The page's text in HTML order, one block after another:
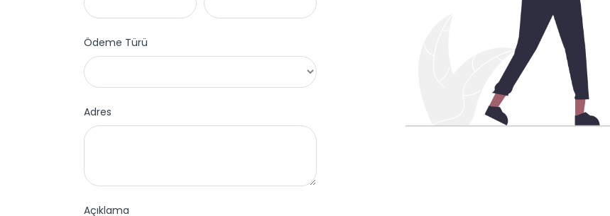
Ödeme Türü
Adres
Açıklama